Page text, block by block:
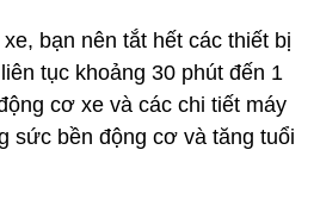
bạn nên tắt hết các thiết bị
tục khoảng 30 phút đến 1
cơ xe và các chi tiết máy
sức bền động cơ và tăng tuổi